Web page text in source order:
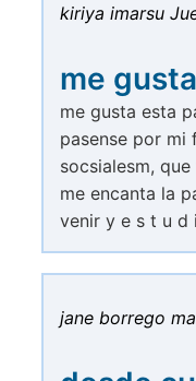
kiriya imarsu
me
me gusta esta
pasense por mi
socsialesm,
me encanta la
venir y e s t u d
jane borrego